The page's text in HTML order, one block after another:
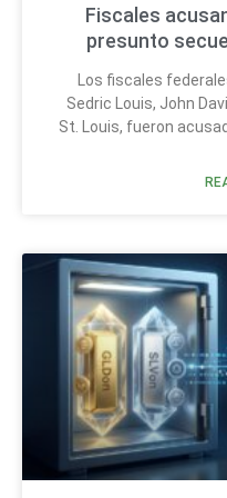
Fiscales
presunto
Los fiscales
Sedric Louis, John
St. Louis, fueron